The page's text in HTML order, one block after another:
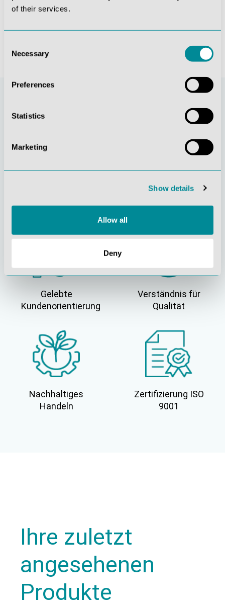
of their services.
Selection
Necessary
Preferences
Statistics
Marketing
Show details
Allow all
Deny
Innovationskraft
Soziale
Verantwortung
Gelebte
Kundenorientierung
Verständnis für
Qualität
Nachhaltiges
Handeln
Zertifizierung ISO
9001
Ihre zuletzt
angesehenen
Produkte